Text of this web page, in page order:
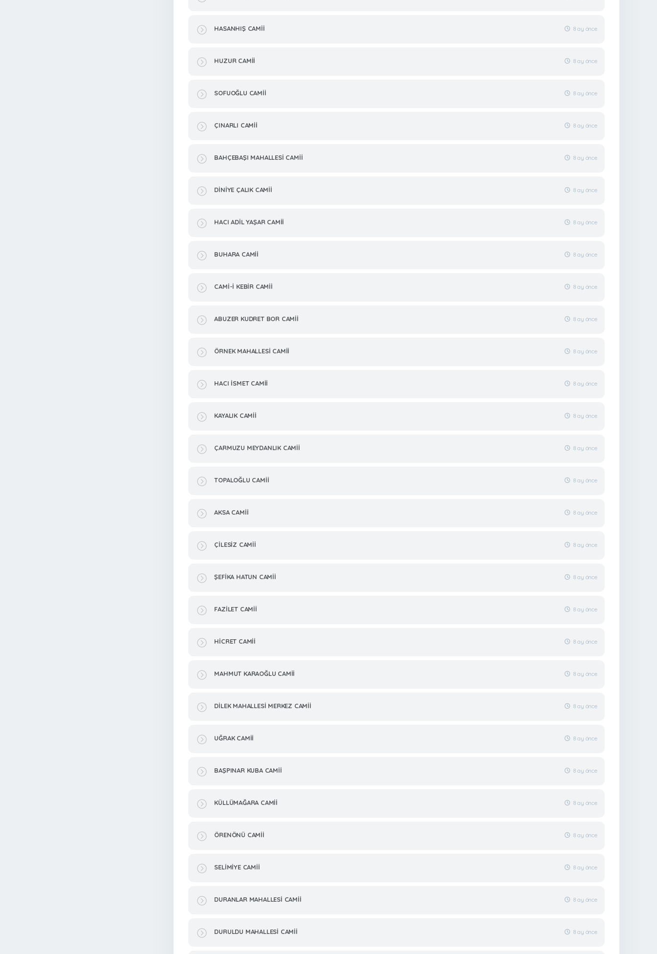
HASANHIŞ CAMİİ 8 ay önce
HUZUR CAMİİ 8 ay önce
SOFUOĞLU CAMİİ 8 ay önce
ÇINARLI CAMİİ 8 ay önce
BAHÇEBAŞI MAHALLESİ CAMİİ 8 ay önce
DİNİYE ÇALIK CAMİİ 8 ay önce
HACI ADİL YAŞAR CAMİİ 8 ay önce
BUHARA CAMİİ 8 ay önce
CAMİ-İ KEBİR CAMİİ 8 ay önce
ABUZER KUDRET BOR CAMİİ 8 ay önce
ÖRNEK MAHALLESİ CAMİİ 8 ay önce
HACI İSMET CAMİİ 8 ay önce
KAYALIK CAMİİ 8 ay önce
ÇARMUZU MEYDANLIK CAMİİ 8 ay önce
TOPALOĞLU CAMİİ 8 ay önce
AKSA CAMİİ 8 ay önce
ÇİLESİZ CAMİİ 8 ay önce
ŞEFİKA HATUN CAMİİ 8 ay önce
FAZİLET CAMİİ 8 ay önce
HİCRET CAMİİ 8 ay önce
MAHMUT KARAOĞLU CAMİİ 8 ay önce
DİLEK MAHALLESİ MERKEZ CAMİİ 8 ay önce
UĞRAK CAMİİ 8 ay önce
BAŞPINAR KUBA CAMİİ 8 ay önce
KÜLLÜMAĞARA CAMİİ 8 ay önce
ÖRENÖNÜ CAMİİ 8 ay önce
SELİMİYE CAMİİ 8 ay önce
DURANLAR MAHALLESİ CAMİİ 8 ay önce
DURULDU MAHALLESİ CAMİİ 8 ay önce